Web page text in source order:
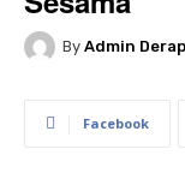
By Admin
Facebook